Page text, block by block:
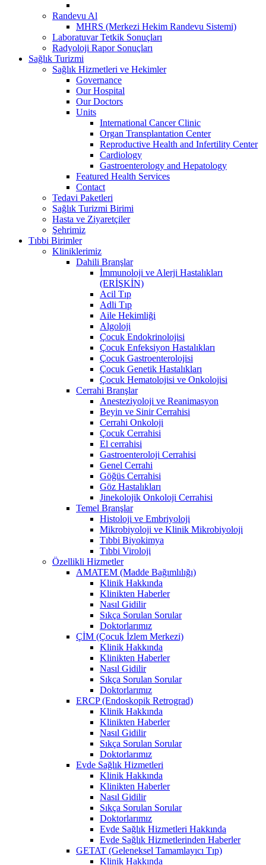
Randevu Al
MHRS (Merkezi Hekim Randevu Sistemi)
Laboratuvar Tetkik Sonuçları
Radyoloji Rapor Sonuçları
Sağlık Turizmi
Sağlık Hizmetleri ve Hekimler
Governance
Our Hospital
Our Doctors
Units
International Cancer Clinic
Organ Transplantation Center
Reproductive Health and Infertility Center
Cardiology
Gastroenterology and Hepatology
Featured Health Services
Contact
Tedavi Paketleri
Sağlık Turizmi Birimi
Hasta ve Ziyaretçiler
Şehrimiz
Tıbbi Birimler
Kliniklerimiz
Dahili Branşlar
İmmunoloji ve Alerji Hastalıkları
(ERİŞKİN)
Acil Tıp
Adli Tıp
Aile Hekimliği
Algoloji
Çocuk Endokrinolojisi
Çocuk Enfeksiyon Hastalıkları
Çocuk Gastroenterolojisi
Çocuk Genetik Hastalıkları
Çocuk Hematolojisi ve Onkolojisi
Cerrahi Branşlar
Anesteziyoloji ve Reanimasyon
Beyin ve Sinir Cerrahisi
Cerrahi Onkoloji
Çocuk Cerrahisi
El cerrahisi
Gastroenteroloji Cerrahisi
Genel Cerrahi
Göğüs Cerrahisi
Göz Hastalıkları
Jinekolojik Onkoloji Cerrahisi
Temel Branşlar
Histoloji ve Embriyoloji
Mikrobiyoloji ve Klinik Mikrobiyoloji
Tıbbi Biyokimya
Tıbbi Viroloji
Özellikli Hizmetler
AMATEM (Madde Bağımlılığı)
Klinik Hakkında
Klinikten Haberler
Nasıl Gidilir
Sıkça Sorulan Sorular
Doktorlarımız
ÇİM (Çocuk İzlem Merkezi)
Klinik Hakkında
Klinikten Haberler
Nasıl Gidilir
Sıkça Sorulan Sorular
Doktorlarımız
ERCP (Endoskopik Retrograd)
Klinik Hakkında
Klinikten Haberler
Nasıl Gidilir
Sıkça Sorulan Sorular
Doktorlarımız
Evde Sağlık Hizmetleri
Klinik Hakkında
Klinikten Haberler
Nasıl Gidilir
Sıkça Sorulan Sorular
Doktorlarımız
Evde Sağlık Hizmetleri Hakkında
Evde Sağlık Hizmetlerinden Haberler
GETAT (Geleneksel Tamamlayıcı Tıp)
Klinik Hakkında